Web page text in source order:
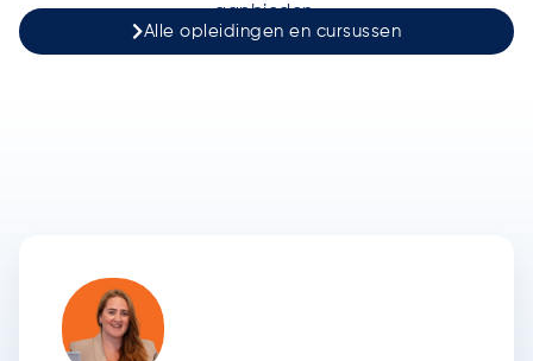
aanbieden.
Alle opleidingen en cursussen